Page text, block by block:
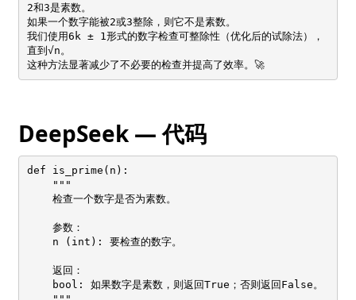
2和3是素数。
如果一个数字能被2或3整除，则它不是素数。
我们使用6k ± 1形式的数字检查可整除性（优化后的试除法），
直到√n。
这种方法显著减少了不必要的检查并提高了效率。🚀
DeepSeek — 代码
def is_prime(n):